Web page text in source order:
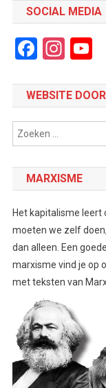
SOCIAL MEDIA
WEBSITE
MARXISME
Het kapitalisme leert
moeten we zelf
dan alleen. Een
marxisme vind je op
met teksten van